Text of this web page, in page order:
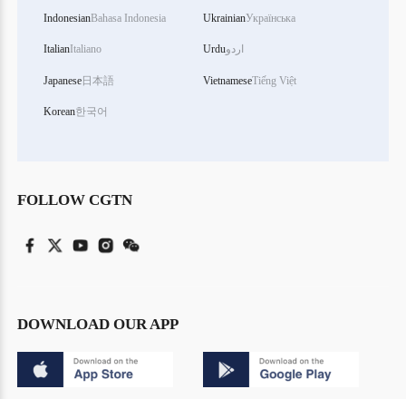
IndonesianBahasa Indonesia
ItalianItaliano
Japanese日本語
Korean한국어
UkrainianУкраїнська
Urduاردو
VietnameseTiếng Việt
FOLLOW CGTN
DOWNLOAD OUR APP